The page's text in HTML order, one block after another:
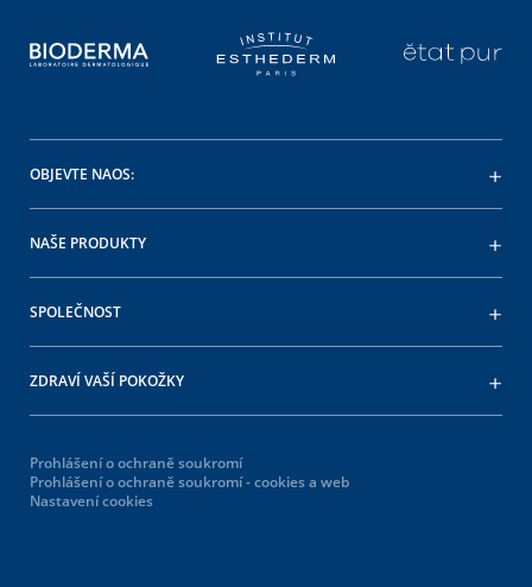
OBJEVTE NAOS:
NAŠE PRODUKTY
SPOLEČNOST
ZDRAVÍ VAŠÍ POKOŽKY
Prohlášení o ochraně soukromí
Prohlášení o ochraně soukromí - cookies a web
Nastavení cookies